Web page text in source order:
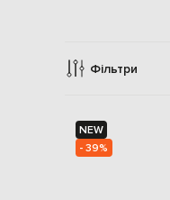
Фільтри
NEW
- 39%